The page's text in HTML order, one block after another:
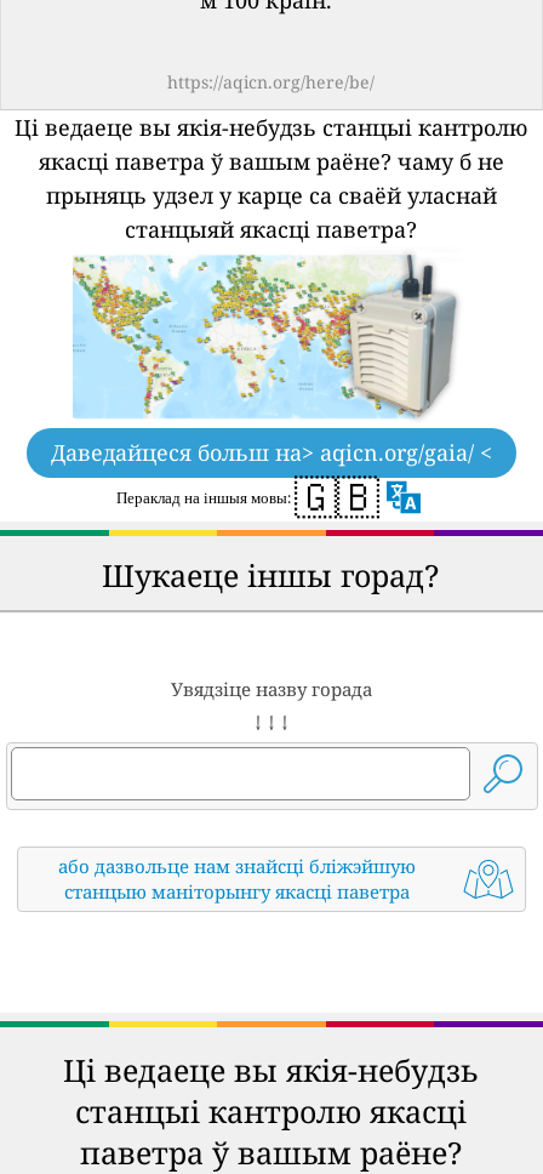
https://aqicn.org/here/be/
Ці ведаеце вы якія-небудзь станцыі кантролю
якасці паветра ў вашым раёне? чаму б не
прыняць удзел у карце са сваёй уласнай
станцыяй якасці паветра?
Даведайцеся больш на> aqicn.org/gaia/ <
Пераклад на іншыя мовы: 🇬🇧
Шукаеце іншы горад?
Увядзіце назву горада
↓ ↓ ↓
або дазвольце нам знайсці бліжэйшую
станцыю маніторынгу якасці паветра
Ці ведаеце вы якія-небудзь
станцыі кантролю якасці
паветра ў вашым раёне?